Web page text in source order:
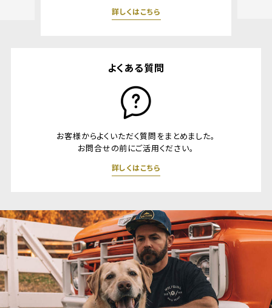
よくある質問
お客様からよくいただく質問をまとめました。
お問合せの前にご活用ください。
詳しくはこちら